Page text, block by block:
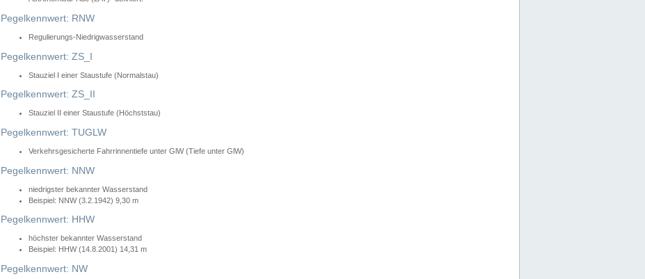
Pegelkennwert: RNW
Regulierungs-Niedrigwasserstand
Pegelkennwert: ZS_I
Stauziel I einer Staustufe (Normalstau)
Pegelkennwert: ZS_II
Stauziel II einer Staustufe (Höchststau)
Pegelkennwert: TUGLW
Verkehrsgesicherte Fahrrinnentiefe unter GlW (Tiefe unter GlW)
Pegelkennwert: NNW
niedrigster bekannter Wasserstand
Beispiel: NNW (3.2.1942) 9,30 m
Pegelkennwert: HHW
höchster bekannter Wasserstand
Beispiel: HHW (14.8.2001) 14,31 m
Pegelkennwert: NW